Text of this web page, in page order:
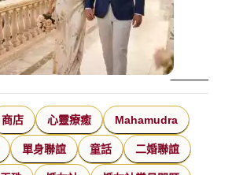
商店 心靈療癒 Mahamudra
單身聯誼 童話 二婚聯誼